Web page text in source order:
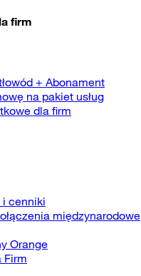
firm
+ Abonament
na pakiet usług
dla firm
i cenniki
międzynarodowe
Orange
Firm